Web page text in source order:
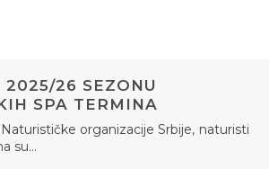
2025/26 SEZONU
SPA TERMINA
organizacije Srbije, naturisti
su…